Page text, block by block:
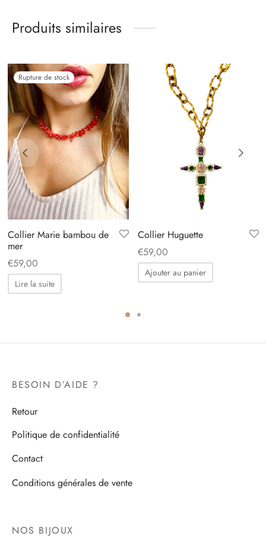
Produits similaires
Rupture de stock
Collier Marie bambou de
mer
€59,00
Lire la suite
Collier Huguette
€59,00
Ajouter au panier
BESOIN D’AIDE ?
Retour
Politique de confidentialité
Contact
Conditions générales de vente
NOS BIJOUX